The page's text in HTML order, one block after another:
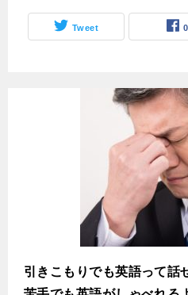
Tweet 0
引きこもりでも英語って話